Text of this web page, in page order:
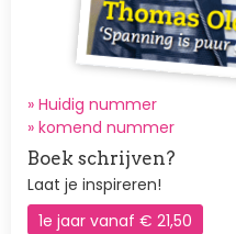
» Huidig nummer
» komend nummer
Boek schrijven?
Laat je inspireren!
1e jaar vanaf € 21,50